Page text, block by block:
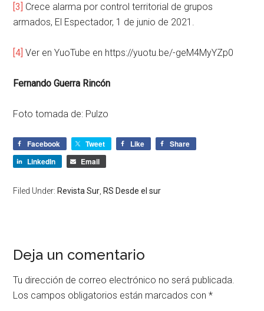
[3] Crece alarma por control territorial de grupos
armados, El Espectador, 1 de junio de 2021.
[4] Ver en YuoTube en https://yuotu.be/-geM4MyYZp0
Fernando Guerra Rincón
Foto tomada de: Pulzo
Facebook Tweet Like
Share
LinkedIn
Email
Filed Under: Revista Sur RS Desde el sur
Deja un comentario
Tu dirección de correo electrónico no será publicada.
Los campos obligatorios están marcados con*